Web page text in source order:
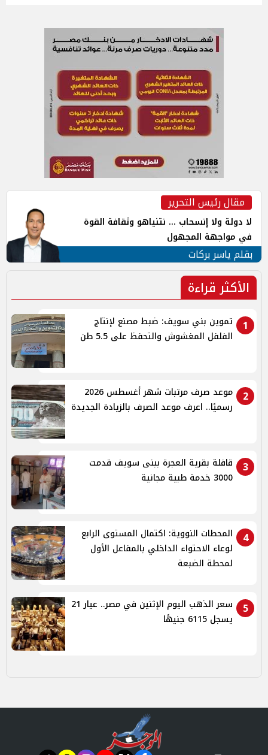
مقال رئيس التحرير
لا دولة ولا إنسحاب ... نتنياهو وثقافة القوة
في مواجهة المجهول
بقلم ياسر بركات
الأكثر قراءة
1
تموين بني سويف: ضبط مصنع لإنتاج
الفلفل المغشوش والتحفظ على 5.5 طن
2
موعد صرف مرتبات شهر أغسطس 2026
رسميًا.. اعرف موعد الصرف بالزيادة الجديدة
3
قافلة بقرية العجرة ببنى سويف قدمت
3000 خدمة طبية مجانية
4
المحطات النووية: اكتمال المستوى الرابع
لوعاء الاحتواء الداخلي بالمفاعل الأول
لمحطة الضبعة
5
سعر الذهب اليوم الإثنين في مصر.. عيار 21
يسجل 6115 جنيهًا